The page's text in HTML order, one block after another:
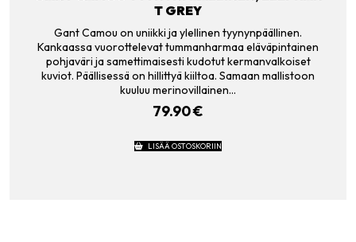
T GREY
Gant Camou on uniikki ja ylellinen tyynynpäällinen.
Kankaassa vuorottelevat tummanharmaa eläväpintainen
pohjaväri ja samettimaisesti kudotut kermanvalkoiset
kuviot. Päällisessä on hillittyä kiiltoa. Samaan mallistoon
kuuluu merinovillainen…
79.90€
LISÄÄ OSTOSKORIIN